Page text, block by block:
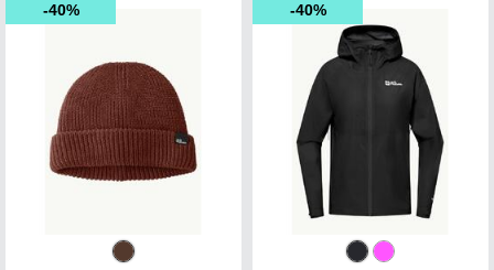
40% 40%